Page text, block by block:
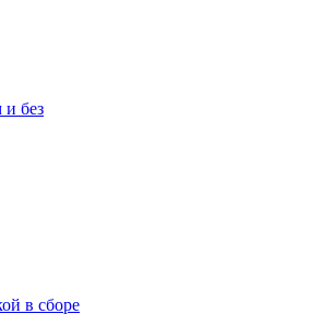
без
в сборе